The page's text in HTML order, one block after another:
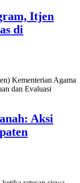
Itjen
di
Kementerian Agama
dan Evaluasi
Aksi